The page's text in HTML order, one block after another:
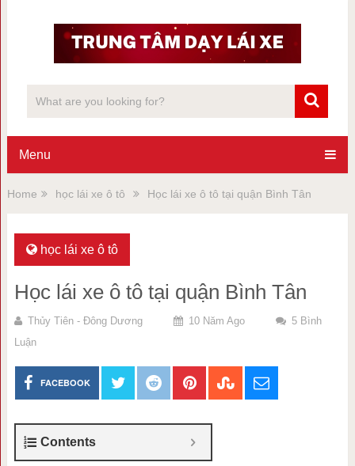
Menu
Home học lái xe ô tô Học lái xe ô tô tại quận Bình Tân
học lái xe ô tô
Học lái xe ô tô tại quận Bình Tân
Thủy Tiên - Đông Dương 10 Năm Ago
5 Bình
Luận
FACEBOOK
Contents